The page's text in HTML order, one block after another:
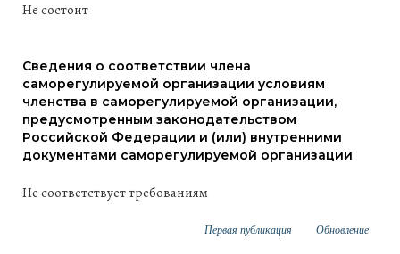
Не состоит
Сведения о соответствии члена
саморегулируемой организации условиям
членства в саморегулируемой организации,
предусмотренным законодательством
Российской Федерации и (или) внутренними
документами саморегулируемой организации
Не соответствует требованиям
Первая публикация Обновление